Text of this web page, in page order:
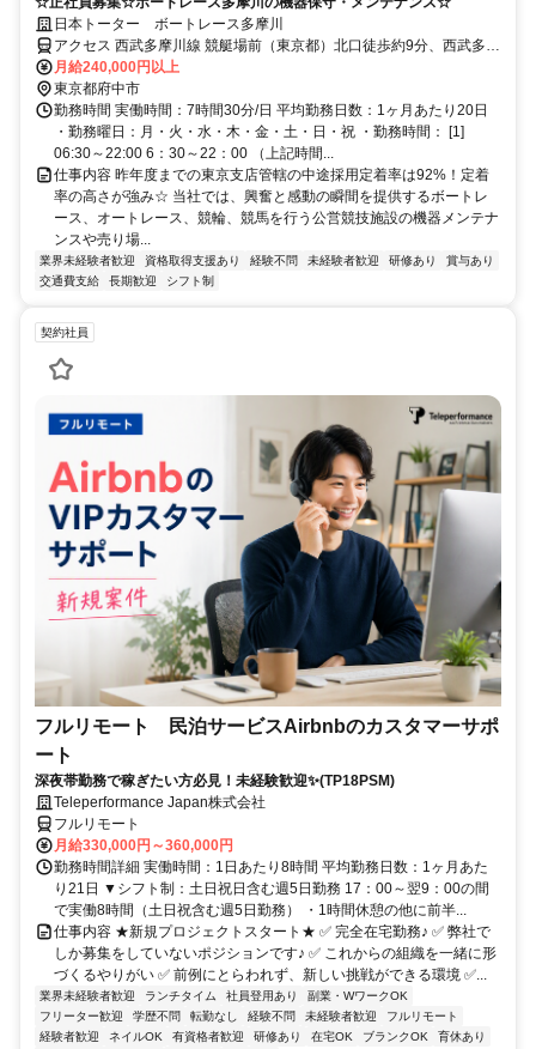
日本トーター ボートレース多摩川
アクセス 西武多摩川線 競艇場前（東京都）北口徒歩約9分、西武多摩
川線 是政徒歩約11分、京王線 多磨霊園南口徒歩約17分
月給240,000円以上
東京都府中市
勤務時間 実働時間：7時間30分/日 平均勤務日数：1ヶ月あたり20日
・勤務曜日：月・火・水・木・金・土・日・祝 ・勤務時間： [1]
06:30～22:00 6：30～22：00 （上記時間...
仕事内容 昨年度までの東京支店管轄の中途採用定着率は92%！定着
率の高さが強み☆ 当社では、興奮と感動の瞬間を提供するボートレ
ース、オートレース、競輪、競馬を行う公営競技施設の機器メンテナ
ンスや売り場...
業界未経験者歓迎 資格取得支援あり 経験不問 未経験者歓迎 研修あり
賞与あり
交通費支給
長期歓迎 シフト制
契約社員
フルリモート 民泊サービスAirbnbのカスタマーサポ
ート
深夜帯勤務で稼ぎたい方必見！未経験歓迎✨(TP18PSM)
Teleperformance Japan株式会社
フルリモート
月給330,000円～360,000円
勤務時間詳細 実働時間：1日あたり8時間 平均勤務日数：1ヶ月あた
り21日 ▼シフト制：土日祝日含む週5日勤務 17：00～翌9：00の間
で実働8時間（土日祝含む週5日勤務） ・1時間休憩の他に前半...
仕事内容 ★新規プロジェクトスタート★ ✅ 完全在宅勤務♪ ✅ 弊社で
しか募集をしていないポジションです♪ ✅ これからの組織を一緒に形
づくるやりがい ✅ 前例にとらわれず、新しい挑戦ができる環境 ✅...
業界未経験者歓迎 ランチタイム 社員登用あり
副業・WワークOK
フリーター歓迎
学歴不問 転勤なし 経験不問 未経験者歓迎
フルリモート
経験者歓迎
ネイルOK 有資格者歓迎 研修あり 在宅OK ブランクOK
育休あり